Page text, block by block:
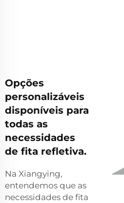
Opções
personalizáveis
disponíveis para
todas as
necessidades
de fita refletiva.
Na Xiangying,
entendemos que as
necessidades de fita